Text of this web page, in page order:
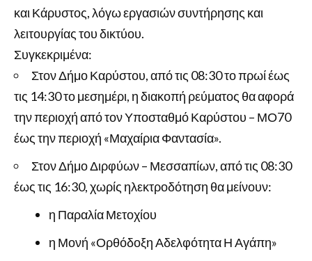
και Κάρυστος, λόγω εργασιών συντήρησης και
λειτουργίας του δικτύου.
Συγκεκριμένα:
Στον Δήμο Καρύστου, από τις 08:30 το πρωί έως
τις 14:30 το μεσημέρι, η διακοπή ρεύματος θα αφορά
την περιοχή από τον Υποσταθμό Καρύστου – ΜΟ70
έως την περιοχή «Μαχαίρια Φαντασία».
Στον Δήμο Διρφύων – Μεσσαπίων, από τις 08:30
έως τις 16:30, χωρίς ηλεκτροδότηση θα μείνουν:
η Παραλία Μετοχίου
η Μονή «Ορθόδοξη Αδελφότητα Η Αγάπη»